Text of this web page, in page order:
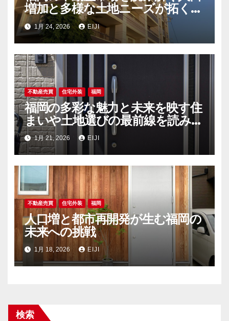
増加と多様な土地ニーズが拓く新
時代
1月 24, 2026 EIJI
不動産売買 住宅外装 福岡
福岡の多彩な魅力と未来を映す住
まいや土地選びの最前線を読み解
く1月 21, 2026 EIJI
不動産売買 住宅外装 福岡
人口増と都市再開発が生む福岡の
未来への挑戦
1月 18, 2026 EIJI
検索